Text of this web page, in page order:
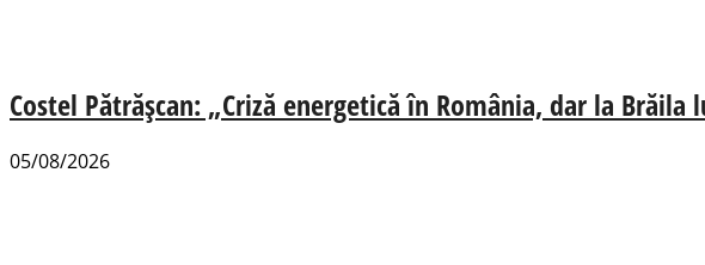
Costel Pătrășcan: „Criză energetică în România, dar la
05/08/2026